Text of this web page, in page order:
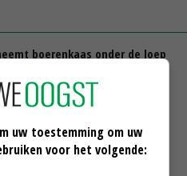
boerenkaas onder de loep
uw toestemming om uw
voor het volgende: